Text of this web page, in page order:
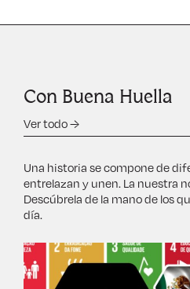
Con Buena Huella
Ver todo →
Una historia se compone de
entrelazan y unen. La nuestra
Descúbrela de la mano de los
día.